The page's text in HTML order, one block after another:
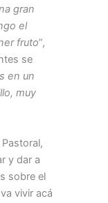
gran
el
fruto”,
se
en un
muy
y dar a
sobre el
vivir acá